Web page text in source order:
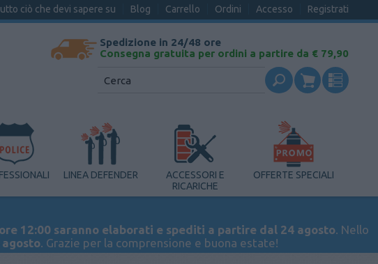
Accesso Registrati
ciò che devi sapere su Blog Carrello Ordini
Spedizione in 24/48 ore
Consegna gratuita per ordini a partire da € 79,90
LINEA DEFENDER
ACCESSORI E
RICARICHE
OFFERTE SPECIALI
12:00 saranno elaborati e spediti a partire dal 24 agosto. Nello
. Grazie per la comprensione e buona estate!